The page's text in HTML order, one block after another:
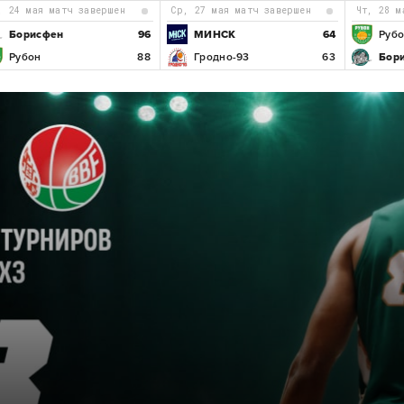
24 мая матч завершен
Борисфен
96
Рубон
88
ср, 27 мая матч завершен
МИНСК
64
Гродно-93
63
чт, 28